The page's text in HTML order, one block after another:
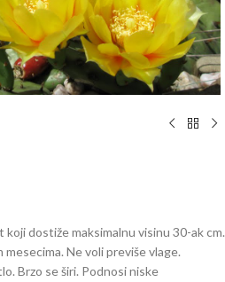
koji dostiže maksimalnu visinu 30-ak cm.
Ne voli previše vlage.
Brzo se širi. Podnosi niske